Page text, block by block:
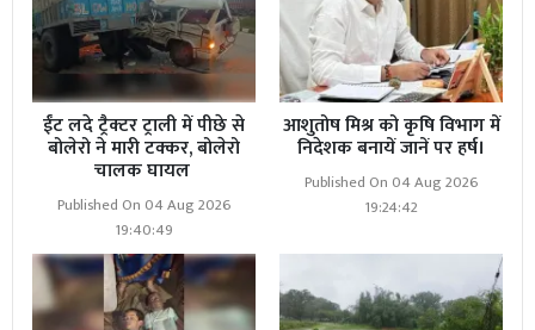
ईंट लदे ट्रैक्टर ट्राली में पीछे से
बोलेरो ने मारी टक्कर, बोलेरो
चालक घायल
Published On 04 Aug 2026
19:40:49
आशुतोष मिश्र को कृषि विभाग में
निदेशक बनायें जानें पर हर्ष।
Published On 04 Aug 2026
19:24:42